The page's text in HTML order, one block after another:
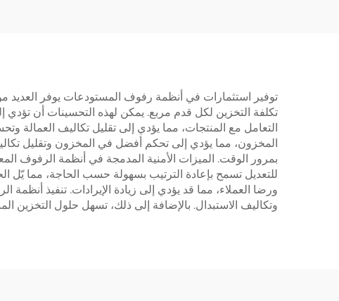
توفير استثمارات في أنظمة رفوف المستودعات يوفر العديد من
تكلفة التخزين لكل قدم مربع. يمكن لهذه التحسينات أن تؤدي
التعامل مع المنتجات، مما يؤدي إلى تقليل تكاليف العمالة
المخزون، مما يؤدي إلى تحكم أفضل في المخزون وتقليل
بمرور الوقت. الميزات الأمنية المدمجة في أنظمة الرفوف
للتعديل تسمح بإعادة الترتيب بسهولة حسب الحاجة، مما يّل
ورضا العملاء، مما قد يؤدي إلى زيادة الإيرادات. تنفيذ
وتكاليف الاستبدال. بالإضافة إلى ذلك، تسهل حلول التخزين